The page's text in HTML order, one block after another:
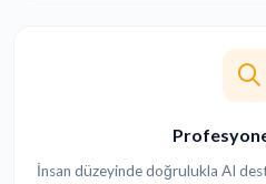
İnsan düzeyinde doğrulukla AI